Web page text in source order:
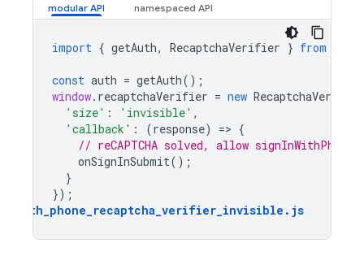
import { getAuth, RecaptchaVerifier } from
const auth = getAuth();
window. recaptchaVerifier = new RecaptchaVerifier
'size' : 'invisible' ,
'callback' : (response) => {
// reCAPTCHA solved, allow
onSignInSubmit();
}
});
auth_phone_recaptcha_verifier_invisible . js